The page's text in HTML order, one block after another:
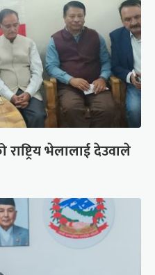
भेलालाई देउवाले